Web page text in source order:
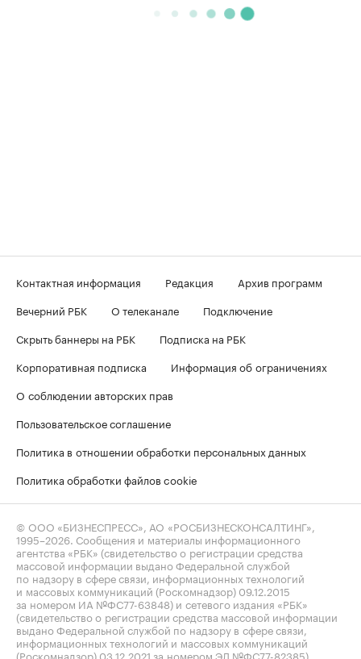
Контактная информация Редакция
Архив программ
Вечерний РБК
О телеканале
Подключение
Скрыть баннеры на РБК
Подписка на РБК
Корпоративная подписка
Информация об ограничениях
О соблюдении авторских прав
Пользовательское соглашение
Политика в отношении обработки персональных данных
Политика обработки файлов cookie
© ООО «БИЗНЕСПРЕСС», АО «РОСБИЗНЕСКОНСАЛТИНГ»,
1995–2026 . Сообщения и материалы информационного
агентства «РБК» (свидетельство о регистрации средства
массовой информации выдано Федеральной службой
по надзору в сфере связи, информационных технологий
и массовых коммуникаций (Роскомнадзор) 09.12.2015
за номером ИА №ФС77-63848) и сетевого издания «РБК»
(свидетельство о регистрации средства массовой информации
выдано Федеральной службой по надзору в сфере связи,
информационных технологий и массовых коммуникаций
(Роскомнадзор) 03.12.2021 за номером ЭЛ №ФС77-82385)